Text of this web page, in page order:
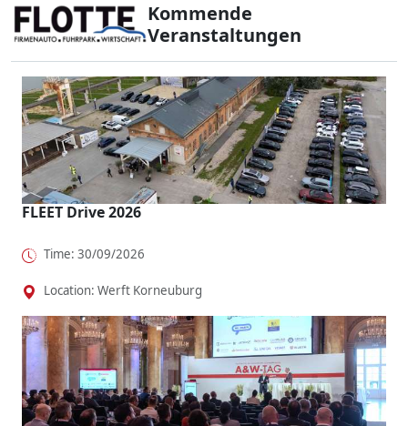
Kommende
Veranstaltungen
FLEET Drive 2026
Time: 30/09/2026
Location: Werft Korneuburg